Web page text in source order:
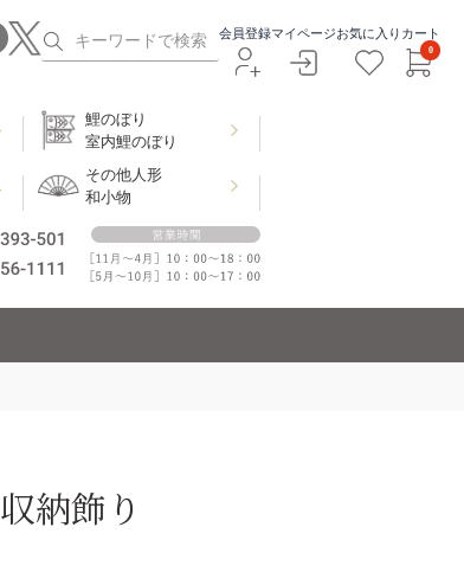
会員登録マイページお気に入り カート
0
鯉のぼり
室内鯉のぼり
その他人形
和小物
納飾り